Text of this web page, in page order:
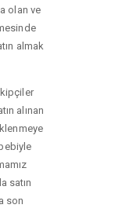
olan ve
almak
alınan
satın
son